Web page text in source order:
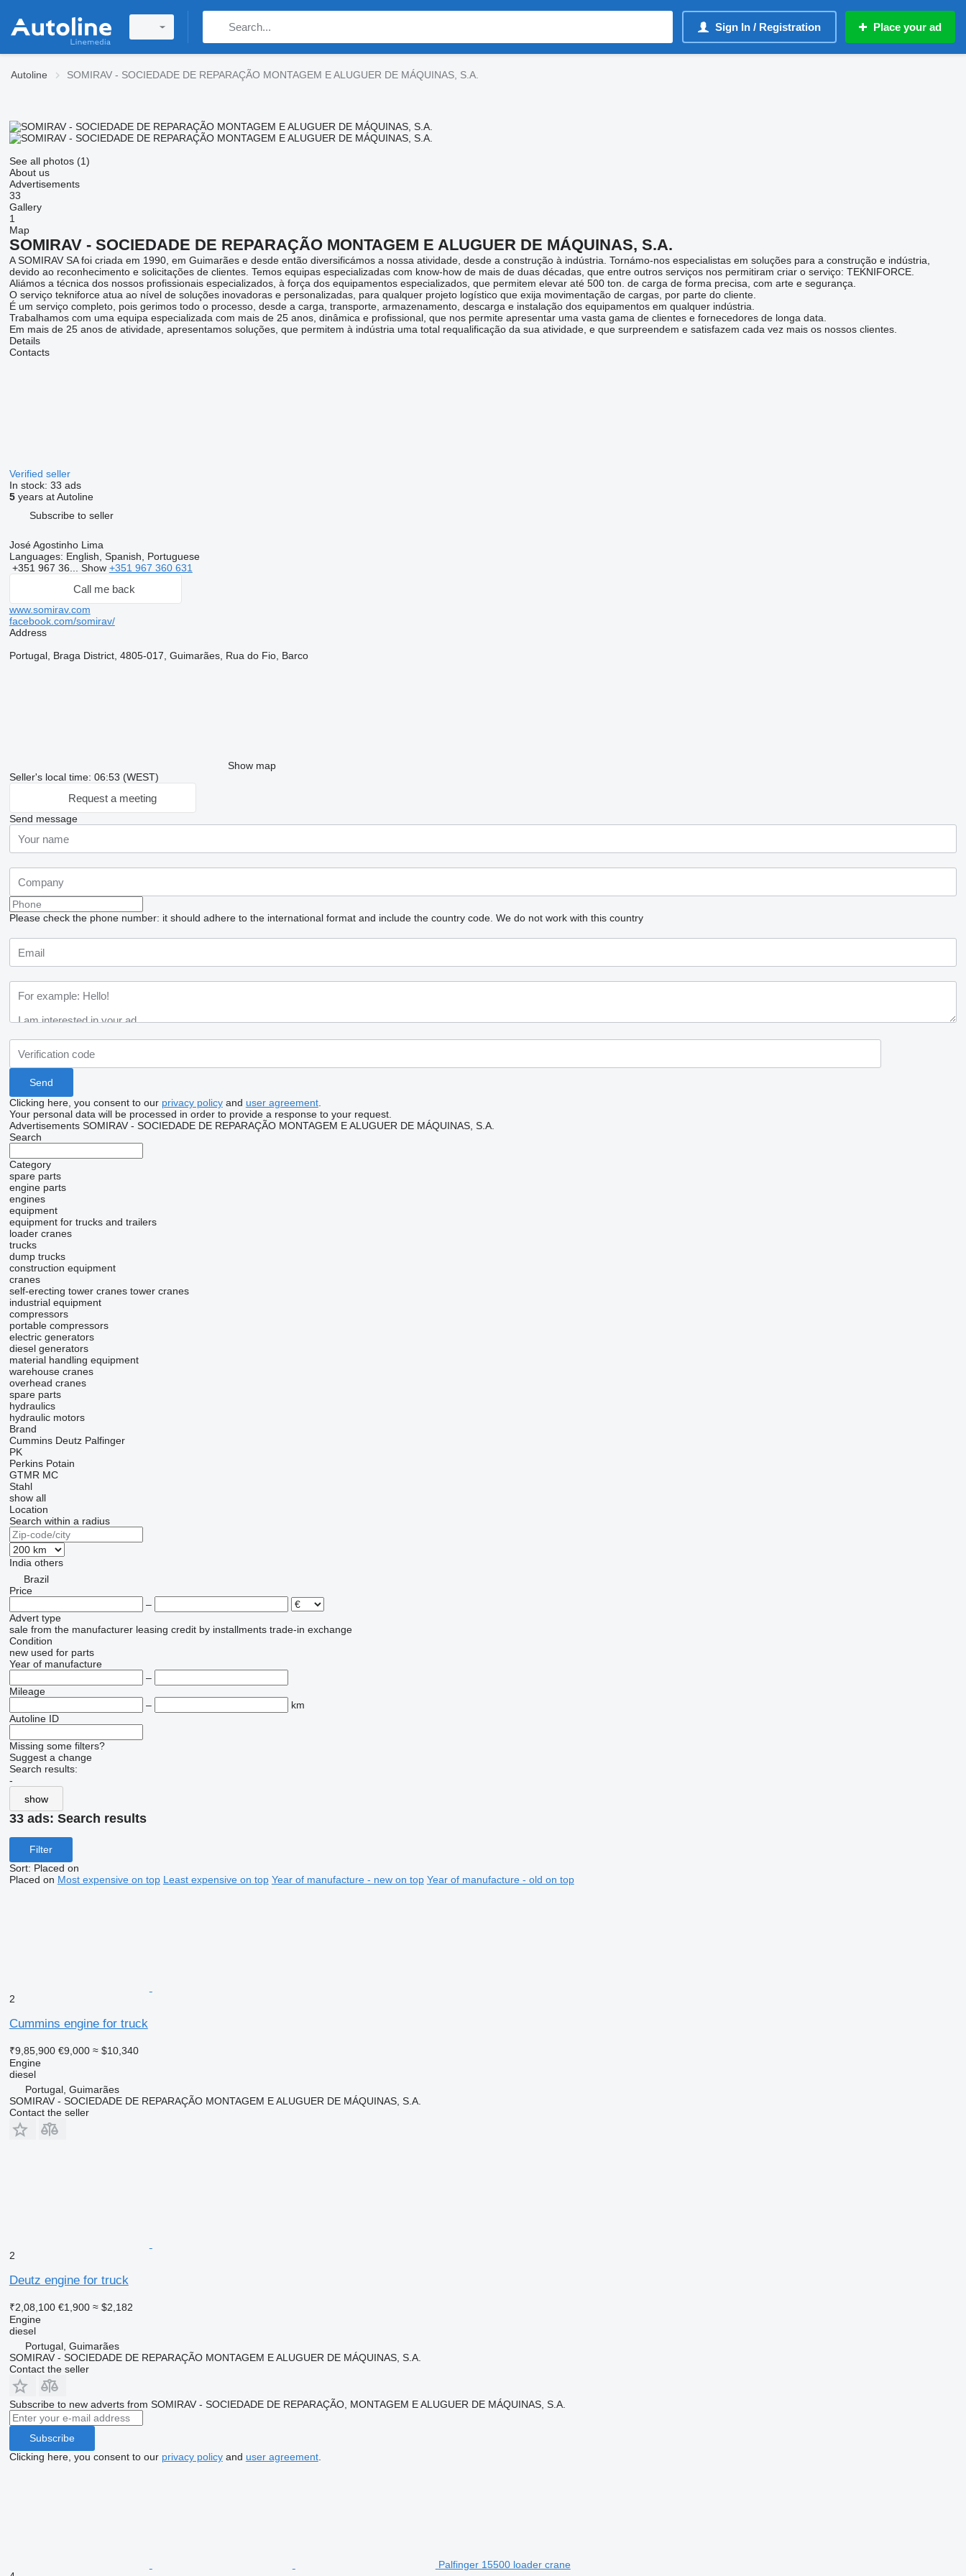
Sign In / Registration Place your ad
Autoline SOMIRAV - SOCIEDADE DE REPARAÇÃO MONTAGEM E ALUGUER DE MÁQUINAS, S.A.
See all photos (1)
About us
Advertisements
33
Gallery
1
Map
SOMIRAV - SOCIEDADE DE REPARAÇÃO MONTAGEM E ALUGUER DE MÁQUINAS, S.A.
A SOMIRAV SA foi criada em 1990, em Guimarães e desde então diversificámos a nossa atividade, desde a construção à indústria. Tornámo-nos especialistas em soluções para a construção e indústria,
devido ao reconhecimento e solicitações de clientes. Temos equipas especializadas com know-how de mais de duas décadas, que entre outros serviços nos permitiram criar o serviço: TEKNIFORCE.
Aliámos a técnica dos nossos profissionais especializados, à força dos equipamentos especializados, que permitem elevar até 500 ton. de carga de forma precisa, com arte e segurança.
O serviço tekniforce atua ao nível de soluções inovadoras e personalizadas, para qualquer projeto logístico que exija movimentação de cargas, por parte do cliente.
É um serviço completo, pois gerimos todo o processo, desde a carga, transporte, armazenamento, descarga e instalação dos equipamentos em qualquer indústria.
Trabalhamos com uma equipa especializada com mais de 25 anos, dinâmica e profissional, que nos permite apresentar uma vasta gama de clientes e fornecedores de longa data.
Em mais de 25 anos de atividade, apresentamos soluções, que permitem à indústria uma total requalificação da sua atividade, e que surpreendem e satisfazem cada vez mais os nossos clientes.
Details
Contacts
Verified seller
In stock: 33 ads
5years at Autoline
Subscribe to seller
José Agostinho Lima
Languages: English, Spanish, Portuguese
+351 967 36... Show +351 967 360 631
Call me back
www.somirav.com
facebook.com/somirav/
Address
Portugal, Braga District, 4805-017, Guimarães, Rua do Fio, Barco
Show map
Seller's local time: 06:53 (WEST)
Request a meeting
Send message
Please check the phone number: it should adhere to the international format and include the country code. We do not work with this country
Clicking here, you consent to our privacy policyand user agreement.
Your personal data will be processed in order to provide a response to your request.
Advertisements SOMIRAV - SOCIEDADE DE REPARAÇÃO MONTAGEM E ALUGUER DE MÁQUINAS, S.A.
Search
Category
spare parts
engine parts
engines
equipment
equipment for trucks and trailers
loader cranes
trucks
dump trucks
construction equipment
cranes
self-erecting tower cranes tower cranes
industrial equipment
compressors
portable compressors
electric generators
diesel generators
material handling equipment
warehouse cranes
overhead cranes
spare parts
hydraulics
hydraulic motors
Brand
Cummins Deutz Palfinger
PK
Perkins Potain
GTMR MC
Stahl
show all
Location
Search within a radius
India others
Brazil
Price
–
Advert type
sale from the manufacturer leasing credit by installments trade-in exchange
Condition
new used for parts
Year of manufacture
–
Mileage
–
km
Autoline ID
Missing some filters?
Suggest a change
Search results:
-
show
33 ads: Search results
Filter
Sort: Placed on
Placed on Most expensive on top Least expensive on top Year of manufacture - new on top Year of manufacture - old on top
2
Cummins engine for truck
₹9,85,900 €9,000 ≈ $10,340
Engine
diesel
Portugal, Guimarães
SOMIRAV - SOCIEDADE DE REPARAÇÃO MONTAGEM E ALUGUER DE MÁQUINAS, S.A.
Contact the seller
2
Deutz engine for truck
₹2,08,100 €1,900 ≈ $2,182
Engine
diesel
Portugal, Guimarães
SOMIRAV - SOCIEDADE DE REPARAÇÃO MONTAGEM E ALUGUER DE MÁQUINAS, S.A.
Contact the seller
Subscribe to new adverts from SOMIRAV - SOCIEDADE DE REPARAÇÃO, MONTAGEM E ALUGUER DE MÁQUINAS, S.A.
Subscribe
Clicking here, you consent to our privacy policyand user agreement.
Palfinger 15500 loader crane